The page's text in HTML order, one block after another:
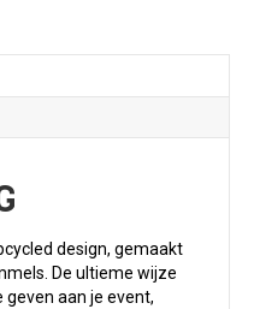
design, gemaakt
De ultieme wijze
aan je event,